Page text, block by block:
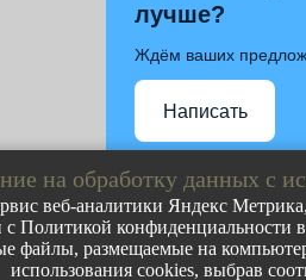
лучше?
Ждём ваших
Написать
на обработку данных с
веб-аналитики Яндекс
с Политикой
размещаемые на
использования cookies, выбрав
Полное либо частичное
допускается с